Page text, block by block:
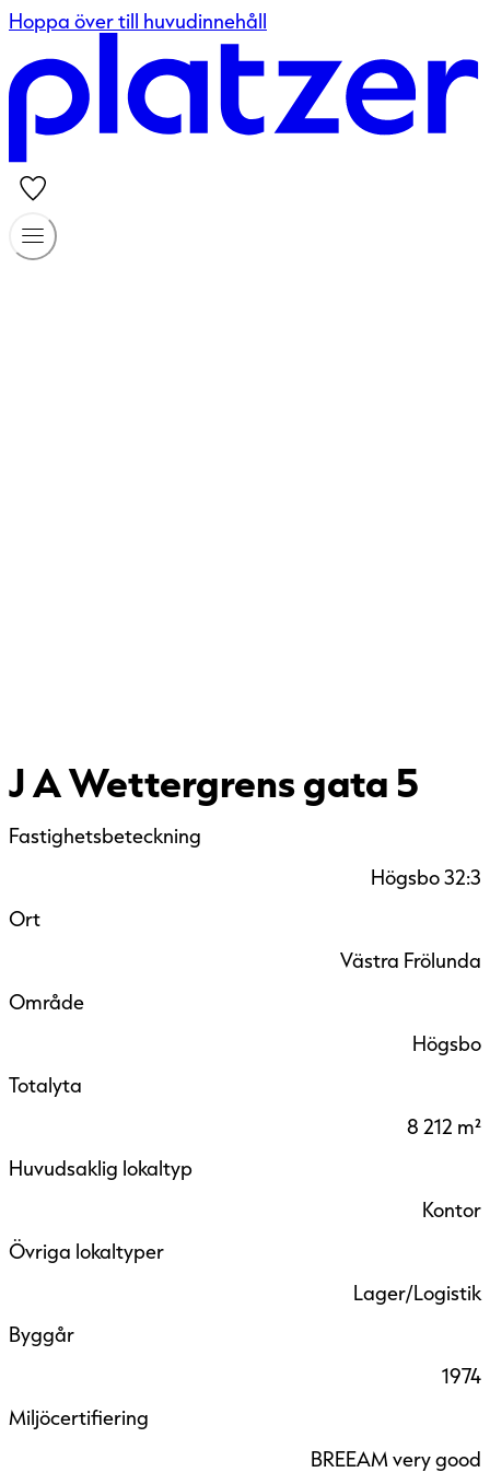
Hoppa över till huvudinnehåll
J A Wettergrens gata 5
Fastighetsbeteckning
Högsbo 32:3
Ort
Västra Frölunda
Område
Högsbo
Totalyta
8 212 m²
Huvudsaklig lokaltyp
Kontor
Övriga lokaltyper
Lager/Logistik
Byggår
1974
Miljöcertifiering
BREEAM very good